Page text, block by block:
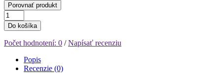
Porovnať produkt
Do košíka
Počet hodnotení: 0 /Napísať recenziu
Popis
Recenzie (0)